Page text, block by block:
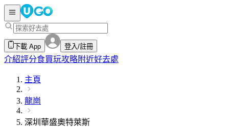
下載 App 登入/註冊
介紹評分食買玩攻略附近好去處
主頁
龍崗
深圳華盛奧特萊斯